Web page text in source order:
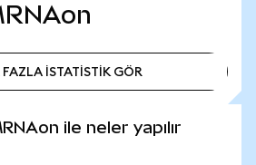
FAZLA İSTATİSTİK GÖR
ile neler yapılır